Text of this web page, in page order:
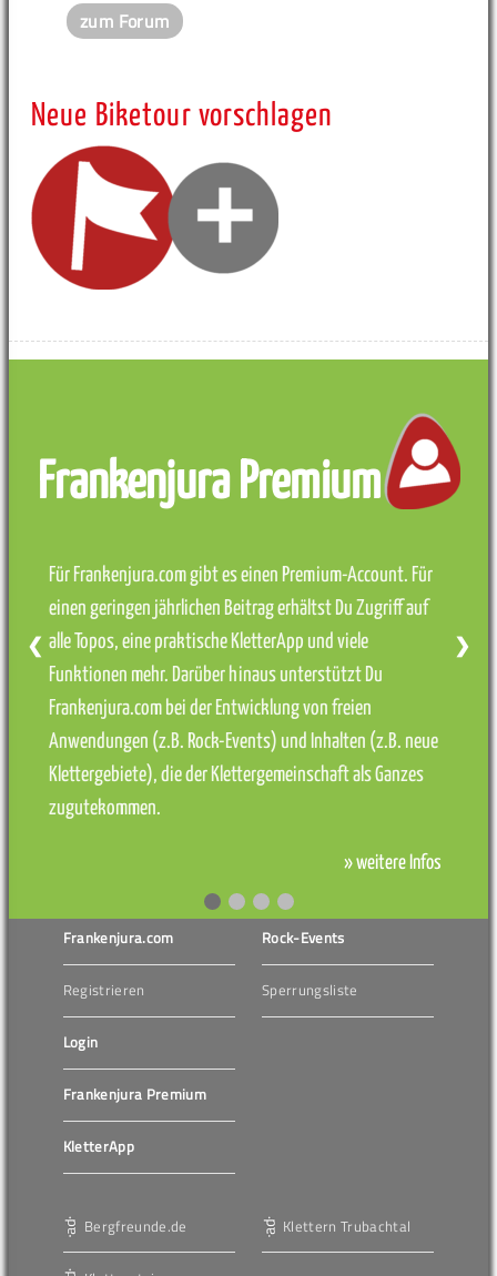
zum Forum
Neue Biketour vorschlagen
Frankenjura Premium
Für Frankenjura.com gibt es einen Premium-Account. Für
einen geringen jährlichen Beitrag erhältst Du Zugriff auf
alle Topos, eine praktische KletterApp und viele
Funktionen mehr. Darüber hinaus unterstützt Du
Frankenjura.com bei der Entwicklung von freien
Anwendungen (z.B. Rock-Events) und Inhalten (z.B. neue
Klettergebiete), die der Klettergemeinschaft als Ganzes
zugutekommen.
» weitere Infos
❮ ❯
Frankenjura.com
Registrieren
Login
Frankenjura Premium
KletterApp
Rock-Events
Sperrungsliste
Bergfreunde.de Klettern Trubachtal